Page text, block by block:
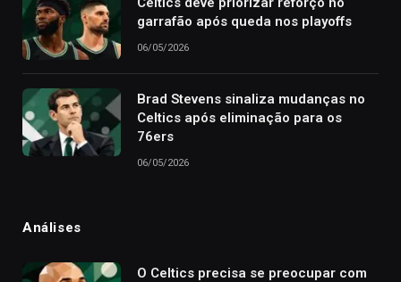
garrafão após queda nos playoffs
06/05/2026
Brad Stevens sinaliza mudanças no
Celtics após eliminação para os
76ers
06/05/2026
Análises
O Celtics precisa se preocupar com